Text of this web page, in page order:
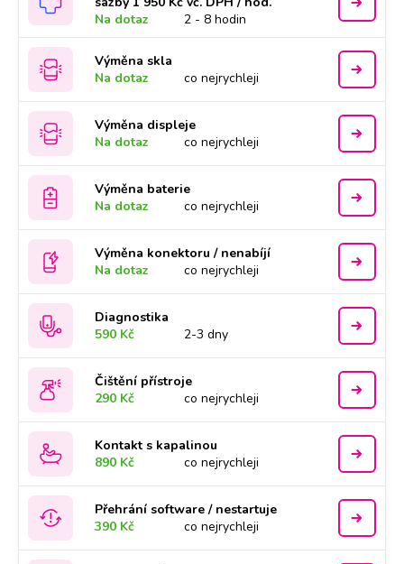
Na dotaz
2 - 8 hodin
Výměna skla
Na dotaz
co nejrychleji
Výměna displeje
Na dotaz
co nejrychleji
Výměna baterie
Na dotaz
co nejrychleji
Výměna konektoru / nenabíjí
Na dotaz
co nejrychleji
Diagnostika
590 Kč
2-3 dny
Čištění přístroje
290 Kč
co nejrychleji
Kontakt s kapalinou
890 Kč
co nejrychleji
Přehrání software / nestartuje
390 Kč
co nejrychleji